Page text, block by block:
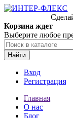
Корзина ждет
Выберите любое
Найти
Вход
Регистрация
Главная
О нас
Блог